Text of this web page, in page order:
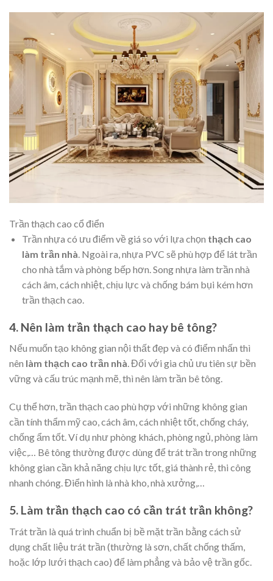
Trần thạch cao cổ điển
Trần nhựa có ưu điểm về giá so với lựa chọn thạch cao
làm trần nhà. Ngoài ra, nhựa PVC sẽ phù hợp để lát trần
cho nhà tắm và phòng bếp hơn. Song nhựa làm trần nhà
cách âm, cách nhiệt, chịu lực và chống bám bụi kém hơn
trần thạch cao.
4. Nên làm trần thạch cao hay bê tông?
Nếu muốn tạo không gian nội thất đẹp và có điểm nhấn thì
nên làm thạch cao trần nhà. Đối với gia chủ ưu tiên sự bền
vững và cấu trúc mạnh mẽ, thì nên làm trần bê tông.
Cụ thể hơn, trần thạch cao phù hợp với những không gian
cần tính thẩm mỹ cao, cách âm, cách nhiệt tốt, chống cháy,
chống ẩm tốt. Ví dụ như phòng khách, phòng ngủ, phòng làm
việc,… Bê tông thường được dùng để trát trần trong những
không gian cần khả năng chịu lực tốt, giá thành rẻ, thi công
nhanh chóng. Điển hình là nhà kho, nhà xưởng,…
5. Làm trần thạch cao có cần trát trần không?
Trát trần là quá trình chuẩn bị bề mặt trần bằng cách sử
dụng chất liệu trát trần (thường là sơn, chất chống thấm,
hoặc lớp lưới thạch cao) để làm phẳng và bảo vệ trần gốc.